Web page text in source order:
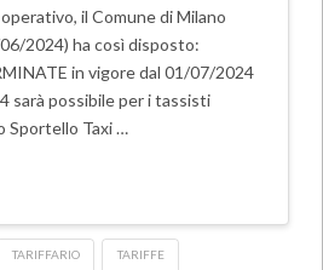
il Comune di Milano
2024) ha così disposto:
in vigore dal 01/07/2024
sarà possibile per i tassisti
Sportello Taxi …
TARIFFARIO TARIFFE